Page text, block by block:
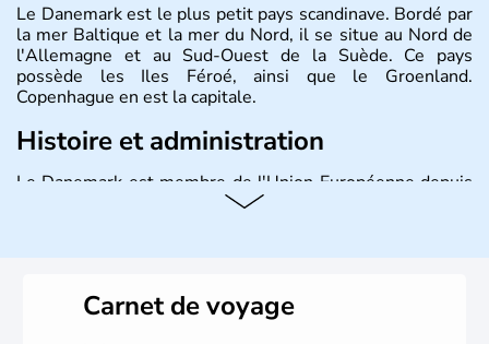
Le Danemark est le plus petit pays scandinave. Bordé par
la mer Baltique et la mer du Nord, il se situe au Nord de
l'Allemagne et au Sud-Ouest de la Suède. Ce pays
possède les Iles Féroé, ainsi que le Groenland.
Copenhague en est la capitale.
Histoire et administration
Le Danemark est membre de l'Union Européenne depuis
1973 et ses habitants s'appellent les Danois. Il possède
Carnet de voyage